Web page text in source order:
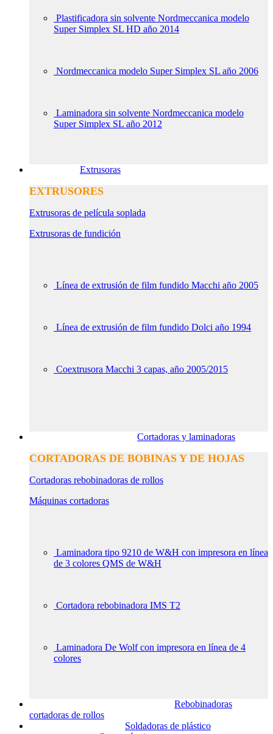
Plastificadora sin solvente Nordmeccanica modelo
Super Simplex SL HD año 2014
Nordmeccanica modelo Super Simplex SL año 2006
Laminadora sin solvente Nordmeccanica modelo
Super Simplex SL año 2012
Extrusoras
EXTRUSORES
Extrusoras de película soplada
Extrusoras de fundición
Línea de extrusión de film fundido Macchi año 2005
Línea de extrusión de film fundido Dolci año 1994
Coextrusora Macchi 3 capas, año 2005/2015
Cortadoras y laminadoras
CORTADORAS DE BOBINAS Y DE HOJAS
Cortadoras rebobinadoras de rollos
Máquinas cortadoras
Laminadora tipo 9210 de W&H con impresora en línea
de 3 colores QMS de W&H
Cortadora rebobinadora IMS T2
Laminadora De Wolf con impresora en línea de 4
colores
Rebobinadoras
cortadoras de rollos
Soldadoras de plástico